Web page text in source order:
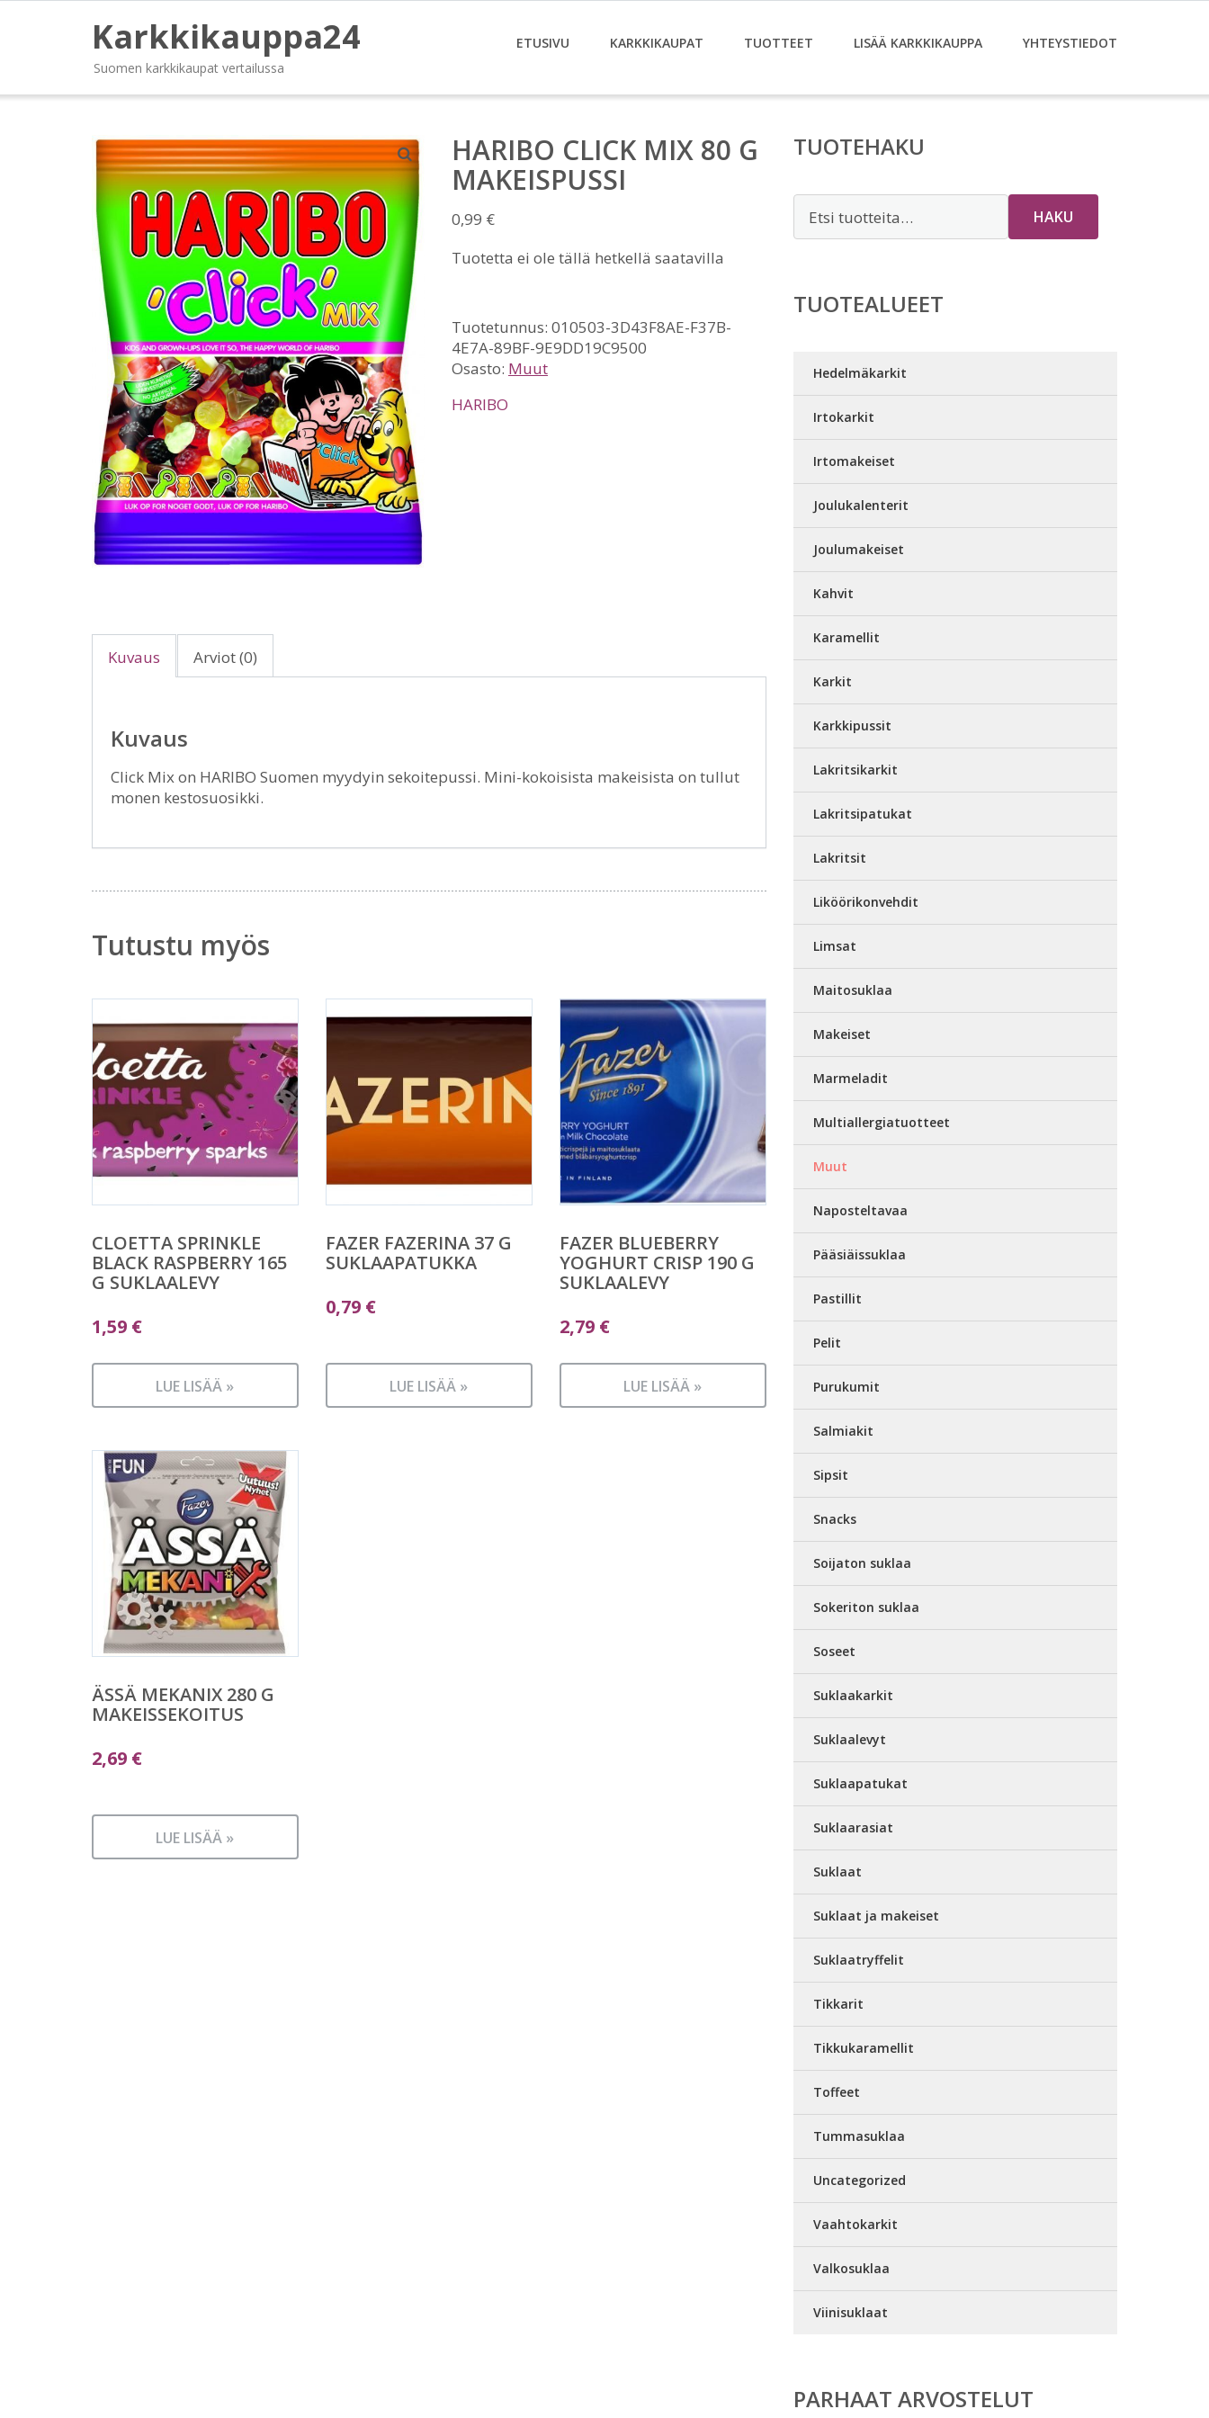
Karkkikauppa24
Suomen karkkikaupat vertailussa
ETUSIVU KARKKIKAUPAT TUOTTEET LISÄÄ KARKKIKAUPPA YHTEYSTIEDOT
HARIBO CLICK MIX 80 G
MAKEISPUSSI
0,99 €
Tuotetta ei ole tällä hetkellä saatavilla
Tuotetunnus: 010503-3D43F8AE-F37B-
4E7A-89BF-9E9DD19C9500
Osasto: Muut
HARIBO
Kuvaus Arviot (0)
Kuvaus
Click Mix on HARIBO Suomen myydyin sekoitepussi. Mini-kokoisista makeisista on tullut
monen kestosuosikki.
Tutustu myös
CLOETTA SPRINKLE
BLACK RASPBERRY 165
G SUKLAALEVY
1,59 €
LUE LISÄÄ »
FAZER FAZERINA 37 G
SUKLAAPATUKKA
0,79 €
LUE LISÄÄ »
FAZER BLUEBERRY
YOGHURT CRISP 190 G
SUKLAALEVY
2,79 €
LUE LISÄÄ »
ÄSSÄ MEKANIX 280 G
MAKEISSEKOITUS
2,69 €
LUE LISÄÄ »
TUOTEHAKU
HAKU
TUOTEALUEET
Hedelmäkarkit
Irtokarkit
Irtomakeiset
Joulukalenterit
Joulumakeiset
Kahvit
Karamellit
Karkit
Karkkipussit
Lakritsikarkit
Lakritsipatukat
Lakritsit
Liköörikonvehdit
Limsat
Maitosuklaa
Makeiset
Marmeladit
Multiallergiatuotteet
Muut
Naposteltavaa
Pääsiäissuklaa
Pastillit
Pelit
Purukumit
Salmiakit
Sipsit
Snacks
Soijaton suklaa
Sokeriton suklaa
Soseet
Suklaakarkit
Suklaalevyt
Suklaapatukat
Suklaarasiat
Suklaat
Suklaat ja makeiset
Suklaatryffelit
Tikkarit
Tikkukaramellit
Toffeet
Tummasuklaa
Uncategorized
Vaahtokarkit
Valkosuklaa
Viinisuklaat
PARHAAT ARVOSTELUT